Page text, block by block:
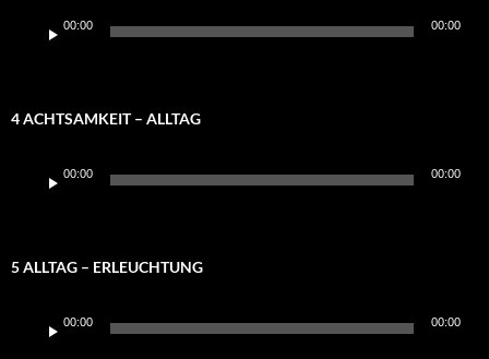
Player
00:00 00:00
4 ACHTSAMKEIT – ALLTAG
Player
00:00 00:00
5 ALLTAG – ERLEUCHTUNG
Player
00:00 00:00